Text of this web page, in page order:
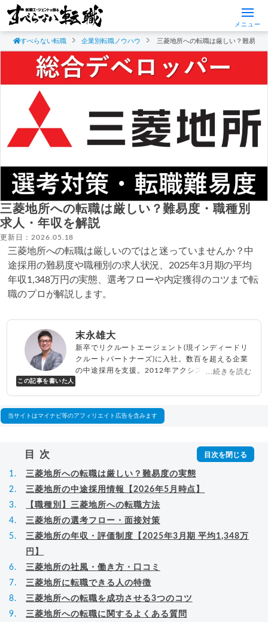
メニュー
すべらない転職 企業別転職ノウハウ 三菱地所への転職は厳しい？難易度
三菱地所への転職は厳しい？難易度・職種別
求人・年収を解説
更新日：2026.05.18
三菱地所への転職は厳しいのではと迷っていませんか？中
途採用の難易度や職種別の求人状況、2025年3月期の平均
年収1,348万円の実態、選考フローや内定獲得のコツまで転
職のプロが解説します。
この記事を書いた人
末永雄大
新卒でリクルートエージェント(現インディードリ
クルートパートナーズ)に入社。数百を超える企業
の中途採用を支援。2012年アクシス(株)設立、代
べらない転職エージェント
...続きを読む
当サイトはマイナビ等のアフィリエイト広告を含みます
目次
三菱地所への転職は厳しい？難易度の実態
三菱地所の中途採用情報【2026年5月時点】
【職種別】三菱地所への転職方法
三菱地所の選考フロー・面接対策
三菱地所の年収・評価制度【2025年3月期 平均1,348万
円】
三菱地所の社風・働き方・口コミ
三菱地所に転職できる人の特徴
三菱地所への転職を成功させる3つのコツ
三菱地所への転職に関するよくある質問